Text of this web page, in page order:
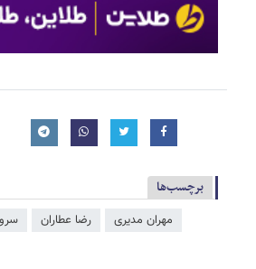
برچسب‌ها
مهران مدیری رضا عطاران